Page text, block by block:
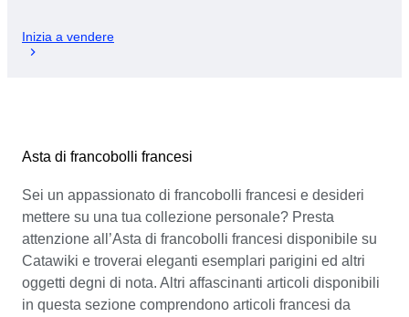
Inizia a vendere
Asta di francobolli francesi
Sei un appassionato di francobolli francesi e desideri
mettere su una tua collezione personale? Presta
attenzione all’Asta di francobolli francesi disponibile su
Catawiki e troverai eleganti esemplari parigini ed altri
oggetti degni di nota. Altri affascinanti articoli disponibili
in questa sezione comprendono articoli francesi da